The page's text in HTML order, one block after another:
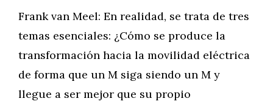
Frank van Meel: En realidad, se trata de tres
temas esenciales: ¿Cómo se produce la
transformación hacia la movilidad eléctrica
de forma que un M siga siendo un M y
llegue a ser mejor que su propio